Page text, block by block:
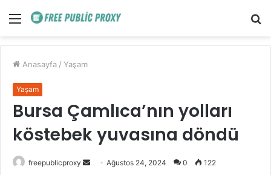
Menü
Anasayfa / Yaşam
Yaşam
Bursa Çamlıca’nın yolları
köstebek yuvasına döndü
freepublicproxy
Bir
Ağustos 24, 2024 0 122